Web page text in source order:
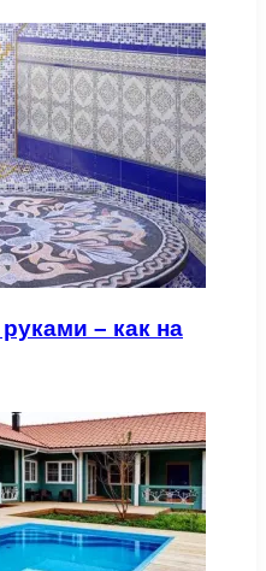
– как на